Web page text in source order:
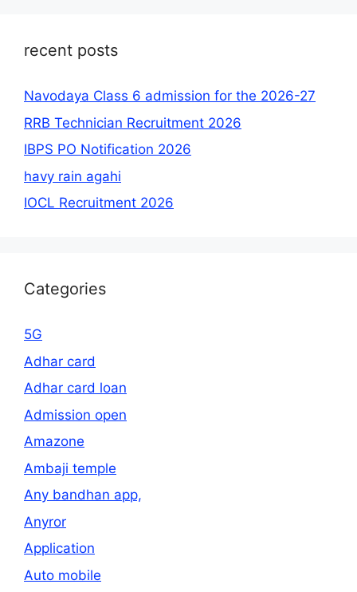
recent posts
Navodaya Class 6 admission for the 2026-27
RRB Technician Recruitment 2026
IBPS PO Notification 2026
havy rain agahi
IOCL Recruitment 2026
Categories
5G
Adhar card
Adhar card loan
Admission open
Amazone
Ambaji temple
Any bandhan app,
Anyror
Application
Auto mobile